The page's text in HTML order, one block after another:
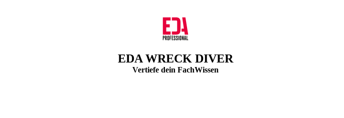
EDA WRECK DIVER
Vertiefe dein FachWissen